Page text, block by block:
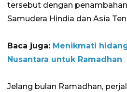
tersebut dengan
Samudera Hindia dan Asia
Baca juga: Menikmati
Nusantara untuk Ramadhan
Jelang bulan Ramadhan,